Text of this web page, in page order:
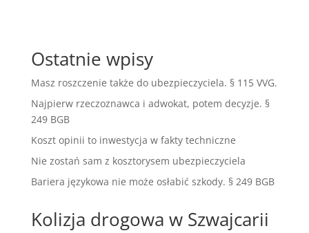
Ostatnie wpisy
Masz roszczenie także do ubezpieczyciela. § 115 VVG.
Najpierw rzeczoznawca i adwokat, potem decyzje. §
249 BGB
Koszt opinii to inwestycja w fakty techniczne
Nie zostań sam z kosztorysem ubezpieczyciela
Bariera językowa nie może osłabić szkody. § 249 BGB
Kolizja drogowa w Szwajcarii